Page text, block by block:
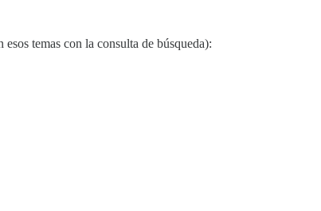
temas con la consulta de búsqueda):